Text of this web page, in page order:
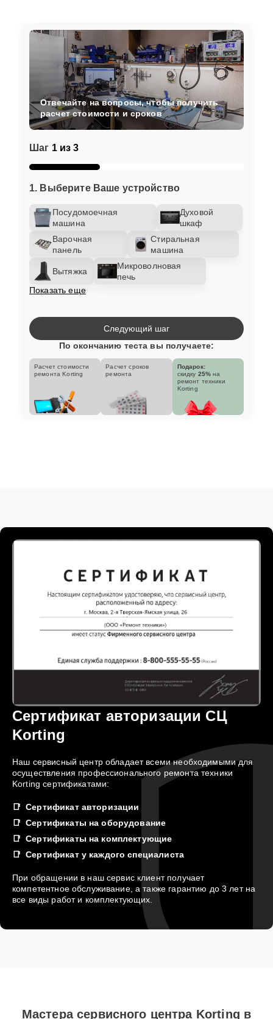
Шаг 1 из 3
1. Выберите Ваше устройство
Посудомоечная
машина
Духовой
шкаф
Варочная
панель
Стиральная
машина
Вытяжка
Микроволновая
печь
Показать еще
Отвечайте на вопросы, чтобы получить
расчет стоимости и сроков
Следующий шаг
По окончанию теста вы получаете:
Расчет стоимости
ремонта Korting
Расчет сроков
ремонта
Подарок:
скидку 25% на
ремонт техники
Korting
Сертификат авторизации СЦ
Korting
Наш сервисный центр обладает всеми необходимыми для
осуществления профессионального ремонта техники
Korting сертификатами:
Сертификат авторизации
Сертификаты на оборудование
Сертификаты на комплектующие
Сертификат у каждого специалиста
При обращении в наш сервис клиент получает
компетентное обслуживание, а также гарантию до 3 лет на
все виды работ и комплектующих.
Мастера сервисного центра Korting в